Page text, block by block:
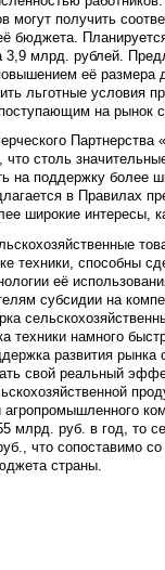
могут получить
бюджета.
3,9 млрд. рублей.
её размера
льготные условия
на рынок
Партнерства
что столь
на поддержку более
в Правилах
широкие интересы,
техники, способны
её
субсидии на
техники намного
развития рынка
свой реальный
агропромышленного
млрд. руб. в год, то
что сопоставимо
страны.